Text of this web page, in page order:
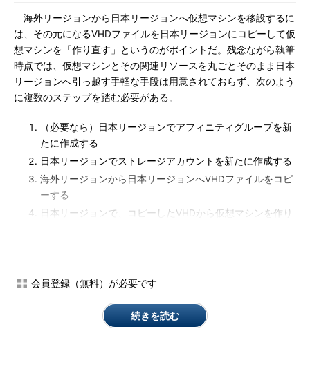
海外リージョンから日本リージョンへ仮想マシンを移設するに
は、その元になるVHDファイルを日本リージョンにコピーして仮
想マシンを「作り直す」というのがポイントだ。残念ながら執筆
時点では、仮想マシンとその関連リソースを丸ごとそのまま日本
リージョンへ引っ越す手軽な手段は用意されておらず、次のよう
に複数のステップを踏む必要がある。
（必要なら）日本リージョンでアフィニティグループを新
たに作成する
日本リージョンでストレージアカウントを新たに作成する
海外リージョンから日本リージョンへVHDファイルをコピ
ーする
日本リージョンで、コピーしたVHDから仮想マシンを作り
3．以外の作業は日本リージョンだからといって特殊なことは
ない。（リージョンそのものの指定を除けば）操作や設定にリー
ジョン間の違いは特にないからだ。そのため、すでに海外リージ
会員登録（無料）が必要です
続きを読む